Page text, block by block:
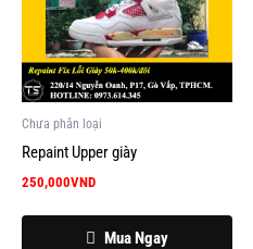
Chưa phân loại
Repaint Upper giày
250,000VND
Mua Ngay